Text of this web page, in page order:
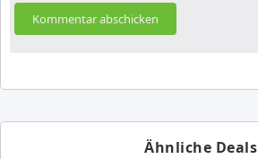
Ähnliche Deals